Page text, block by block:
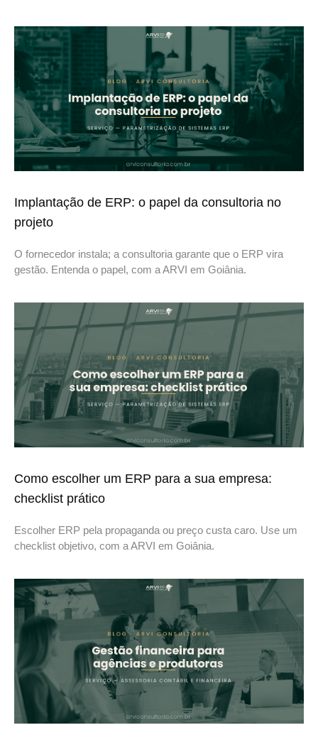
Implantação de ERP: o papel da consultoria no
projeto
O fornecedor instala; a consultoria garante que o ERP vira
gestão. Entenda o papel, com a ARVI em Goiânia.
Como escolher um ERP para a sua empresa:
checklist prático
Escolher ERP pela propaganda ou preço custa caro. Use um
checklist objetivo, com a ARVI em Goiânia.